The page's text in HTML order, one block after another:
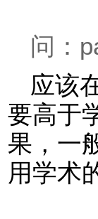
问：
应该
要高于
果，一
用学术